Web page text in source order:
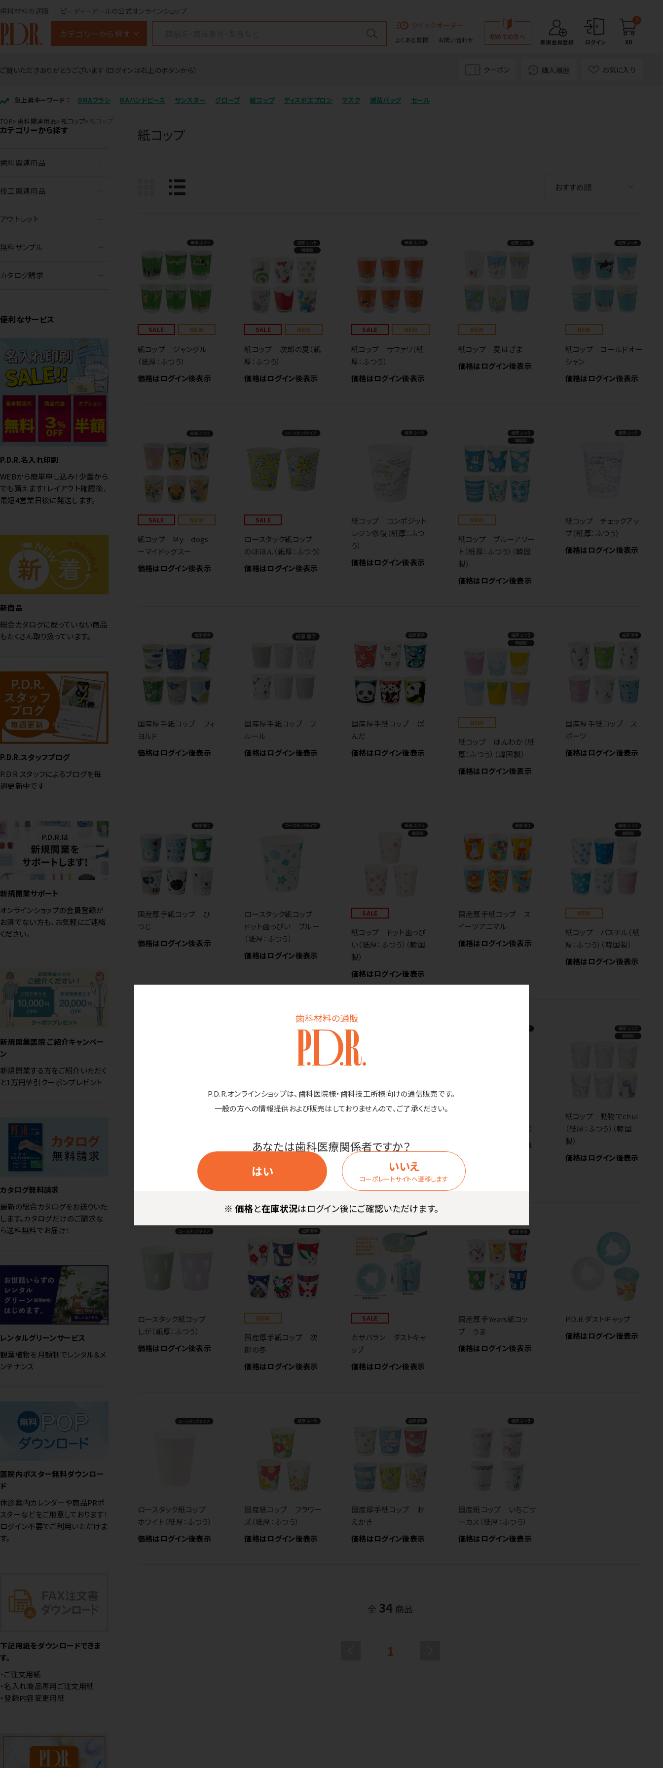
歯科材料の通販
P.D.R.オンラインショップは、歯科医院様・歯科技工所様向けの通信販売です。
一般の方への情報提供および販売はしておりませんので、ご了承ください。
あなたは歯科医療関係者ですか？
はい
いいえ
コーポレートサイトへ遷移します
※ 価格と在庫状況はログイン後にご確認いただけます。
歯科材料の通販 ピーディーアールの公式オンラインショップ
カテゴリーから探す
クイックオーダー
よくある質問 お問い合わせ 初めての方へ
新規会員登録 ログイン
0
¥0
ご覧いただきありがとうございます（ログインは右上のボタンから） クーポン 購入履歴 お気に入り
急上昇キーワード ： DNAブラシ BAハンドピース サンスター グローブ 紙コップ ディスポエプロン マスク 滅菌バッグ セール
TOP 歯科関連用品 紙コップ
カテゴリーから探す
歯科関連用品
技工関連用品
アウトレット
無料サンプル
カタログ請求
便利なサービス
P.D.R.名入れ印刷
WEBから簡単申し込み！少量から
でも買えます！レイアウト確認後、
最短4営業日後に発送します。
新商品
総合カタログに載っていない商品
もたくさん取り扱っています。
P.D.R.スタッフブログ
P.D.R.スタッフによるブログを毎
週更新中です
新規開業サポート
オンラインショップの会員登録が
お済でない方も、お気軽にご連絡
ください。
新規開業医院 ご紹介キャンペー
ン
新規開業する方をご紹介いただく
と1万円値引クーポンプレゼント
カタログ無料請求
最新の総合カタログをお送りいた
します。カタログだけのご請求な
ら送料無料でお届け！
レンタルグリーンサービス
観葉植物を月額制でレンタル＆メ
ンテナンス
医院内ポスター無料ダウンロー
ド
休診案内カレンダーや商品PRポ
スターなどをご用意しております！
ログイン不要でご利用いただけま
す。
下記用紙をダウンロードできま
す。
・ご注文用紙
・名入れ商品専用ご注文用紙
・登録内容変更用紙
紙コップ
SALE NEW
紙コップ ジャングル
（紙厚：ふつう）
価格はログイン後表示
SALE NEW
紙コップ 次郎の夏（紙
厚：ふつう）
価格はログイン後表示
SALE NEW
紙コップ サファリ（紙
厚：ふつう）
価格はログイン後表示
NEW
紙コップ 夏はざま
価格はログイン後表示
NEW
紙コップ コールドオー
シャン
価格はログイン後表示
SALE NEW
紙コップ My dogs
ーマイドッグスー
価格はログイン後表示
SALE
ロースタック紙コップ
のほほん（紙厚：ふつう）
価格はログイン後表示
紙コップ コンポジット
レジン修復（紙厚：ふつ
う）
価格はログイン後表示
NEW
紙コップ ブルーアソー
ト（紙厚：ふつう）（韓国
製）
価格はログイン後表示
紙コップ チェックアッ
プ（紙厚：ふつう）
価格はログイン後表示
国産厚手紙コップ フィ
ヨルド
価格はログイン後表示
国産厚手紙コップ フ
ルール
価格はログイン後表示
国産厚手紙コップ ぱ
んだ
価格はログイン後表示
NEW
紙コップ ほんわか（紙
厚：ふつう）（韓国製）
価格はログイン後表示
国産厚手紙コップ ス
ポーツ
価格はログイン後表示
国産厚手紙コップ ひ
つじ
価格はログイン後表示
ロースタック紙コップ
ドット歯っぴい ブルー
（紙厚：ふつう）
価格はログイン後表示
SALE
紙コップ ドット歯っぴ
い（紙厚：ふつう）（韓国
製）
価格はログイン後表示
国産厚手紙コップ ス
イーツアニマル
価格はログイン後表示
NEW
紙コップ パステル（紙
厚：ふつう）（韓国製）
価格はログイン後表示
価格はログイン後表示
コップ ホワイト（紙厚：
価格はログイン後表示
ラワー（紙厚：ふつう）
価格はログイン後表示
花つづり（紙厚：ふつう）
価格はログイン後表示
紙コップ 動物でchu!
（紙厚：ふつう）（韓国
製）
価格はログイン後表示
ロースタック紙コップ
しが（紙厚：ふつう）
価格はログイン後表示
NEW
国産厚手紙コップ 次
郎の冬
価格はログイン後表示
SALE
カサバラン ダストキャ
ップ
価格はログイン後表示
国産厚手Years紙コッ
プ うま
価格はログイン後表示
P.D.R.ダストキャップ
価格はログイン後表示
ロースタック紙コップ
ホワイト（紙厚：ふつう）
価格はログイン後表示
国産紙コップ フラワー
ズ（紙厚：ふつう）
価格はログイン後表示
国産厚手紙コップ お
えかき
価格はログイン後表示
国産紙コップ いちごサ
ーカス（紙厚：ふつう）
価格はログイン後表示
全 34 商品
1